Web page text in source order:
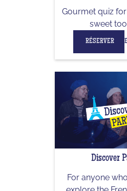
Gourmet quiz
sweet
RÉSERVER
Discover
For anyone